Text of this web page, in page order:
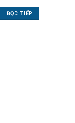
ĐỌC TIẾP